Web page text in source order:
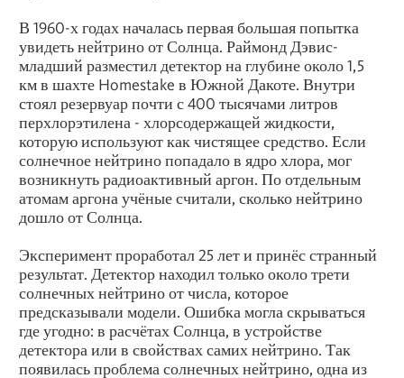
В 1960-х годах началась первая большая попытка
увидеть нейтрино от Солнца. Раймонд Дэвис-
младший разместил детектор на глубине около 1,5
км в шахте Homestake в Южной Дакоте. Внутри
стоял резервуар почти с 400 тысячами литров
перхлорэтилена - хлорсодержащей жидкости,
которую используют как чистящее средство. Если
солнечное нейтрино попадало в ядро хлора, мог
возникнуть радиоактивный аргон. По отдельным
атомам аргона учёные считали, сколько нейтрино
дошло от Солнца.
Эксперимент проработал 25 лет и принёс странный
результат. Детектор находил только около трети
солнечных нейтрино от числа, которое
предсказывали модели. Ошибка могла скрываться
где угодно: в расчётах Солнца, в устройстве
детектора или в свойствах самих нейтрино. Так
появилась проблема солнечных нейтрино, одна из